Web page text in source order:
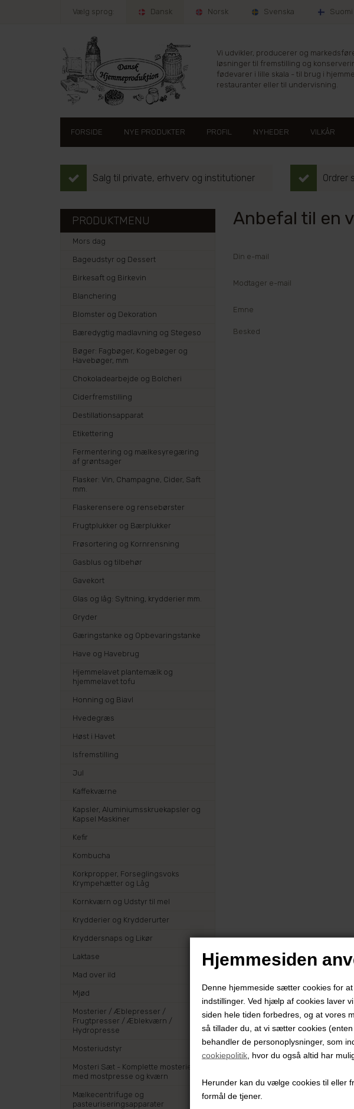
Hjemmesiden
Denne hjemmeside sætter cookies for
indstillinger. Ved hjælp af cookies laver
siden hele tiden forbedres, og at vores
så tillader du, at vi sætter cookies
behandler de personoplysninger, som
cookiepolitik , hvor du også altid har
Herunder kan du vælge cookies til eller
formål de tjener.
Vælg sprog: Dansk Norsk Svenska Suomi
Vi udvikler, producerer og
løsninger til fremstilling og
fødevarer i lille skala - til brug i
restauranter eller til undervisning.
FORSIDE NYE PRODUKTER PROFIL NYHEDER VILKÅR
Salg til private, erhverv og institutioner Ordrer
Anbefal til en
Din e-mail
Modtager e-mail
Emne
Besked
PRODUKTMENU
Mors dag
Bageudstyr og Dessert
Birkesaft og Birkevin
Blanchering
Blomster og Dekoration
Bæredygtig madlavning og Stegeso
Bøger: Fagbøger, Kogebøger og
Havebøger, mm
Chokoladearbejde og Bolcheri
Ciderfremstilling
Destillationsapparat
Etikettering
Fermentering og mælkesyregæring
af grøntsager
Flasker: Vin, Champagne, Cider, Saft
mm.
Flaskerensere og rensebørster
Frugtplukker og Bærplukker
Frøsortering og Kornrensning
Gasblus og tilbehør
Gavekort
Glas og låg: Syltning, krydderier mm.
Gryder
Gæringstanke og Opbevaringstanke
Have og Havebrug
Hjemmelavet plantemælk og
hjemmelavet tofu
Honning og Biavl
Hvedegræs
Høst i Havet
Isfremstilling
Jul
Kaffekværne
Kapsler, Aluminiumsskruekapsler og
Kapsel Maskiner
Kefir
Kombucha
Korkpropper, Forseglingsvoks
Krympehætter og Låg
Kornkværn og Udstyr til mel
Krydderier og Krydderurter
Kryddersnaps og Likør
Laktase
Mad over ild
Mjød
Mosterier / Æblepresser /
Frugtpresser / Æblekværn /
Hydropresse
Mosteriudstyr
Mosteri Sæt - Komplette mosterier
med mostpresse og kværn
Mælkecentrifuge og
pasteuriseringsapparater